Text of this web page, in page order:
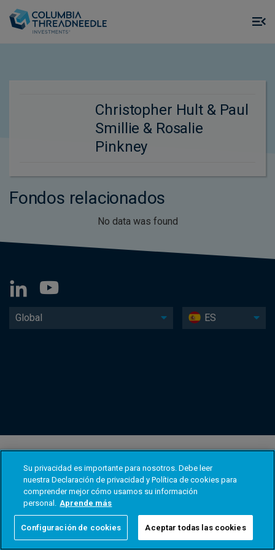
Christopher Hult & Paul
Smillie & Rosalie
Pinkney
Fondos relacionados
No data was found
Global ES
Su privacidad es importante para nosotros. Debe leer
nuestra Declaración de privacidad y Política de cookies para
comprender mejor cómo usamos su información
personal. Aprende más
Configuración de cookies Aceptar todas las cookies